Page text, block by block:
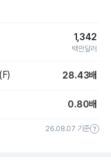
1,342
백만달러
28.43배
0.80배
26.08.07 기준